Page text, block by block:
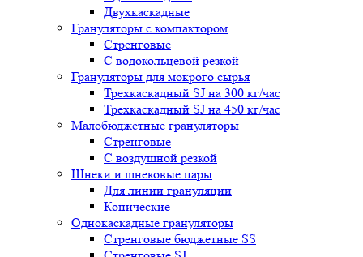
Двухкаскадные
Грануляторы с компактором
Стренговые
С водокольцевой резкой
Грануляторы для мокрого сырья
Трехкаскадный SJ на 300 кг/час
Трехкаскадный SJ на 450 кг/час
Малобюджетные грануляторы
Стренговые
С воздушной резкой
Шнеки и шнековые пары
Для линии грануляции
Конические
Однокаскадные грануляторы
Стренговые бюджетные SS